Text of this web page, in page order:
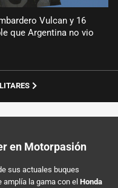
Vulcan y 16
que Argentina no vio
en Motorpasión
sus actuales buques
amplía la gama con el Honda